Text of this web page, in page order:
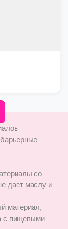
со
дает маслу и
материал,
с пищевыми